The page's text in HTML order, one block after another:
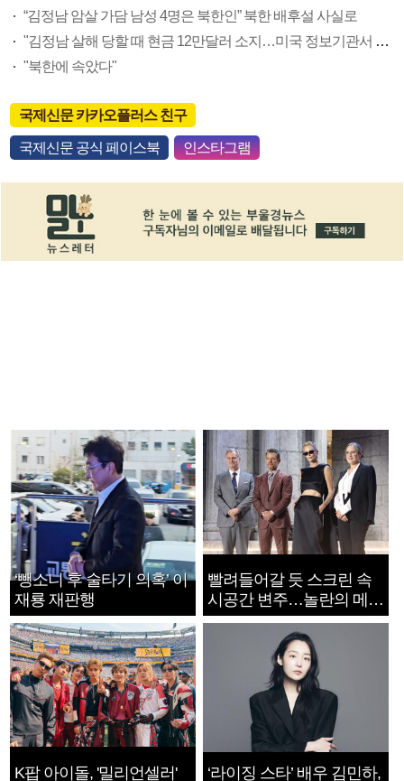
“김정남 암살 가담 남성 4명은 북한인” 북한 배후설 사실로
"김정남 살해 당할 때 현금 12만달러 소지…미국 정보기관서 받은 듯"
"북한에 속았다"
국제신문 카카오플러스 친구
국제신문 공식 페이스북 인스타그램
‘뺑소니 후 술타기 의혹’ 이
재룡 재판행
빨려들어갈 듯 스크린 속
시공간 변주…놀란의 메시
지는 ‘전쟁 속죄’
K팝 아이돌, '밀리언셀러' ‘라이징 스타’ 배우 김민하,